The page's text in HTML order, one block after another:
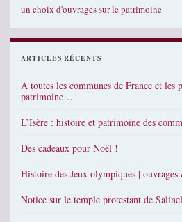
un choix d'ouvrages sur le patrimoine
ARTICLES RÉCENTS
A toutes les communes de France et les
patrimoine…
L’Isère : histoire et patrimoine des
Des cadeaux pour Noël !
Histoire des Jeux olympiques |
Notice sur le temple protestant de